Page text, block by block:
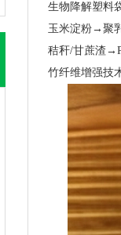
生物降解塑料
玉米淀粉→聚
秸秆/甘蔗渣
竹纤维增强技